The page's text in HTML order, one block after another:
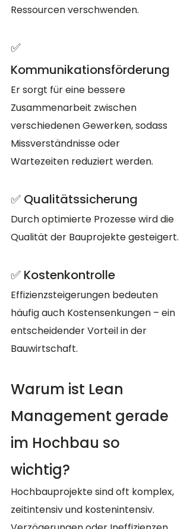
Ressourcen verschwenden.
✅
Kommunikationsförderung
Er sorgt für eine bessere
Zusammenarbeit zwischen
verschiedenen Gewerken, sodass
Missverständnisse oder
Wartezeiten reduziert werden.
✅ Qualitätssicherung
Durch optimierte Prozesse wird die
Qualität der Bauprojekte gesteigert.
✅ Kostenkontrolle
Effizienzsteigerungen bedeuten
häufig auch Kostensenkungen – ein
entscheidender Vorteil in der
Bauwirtschaft.
Warum ist Lean
Management gerade
im Hochbau so
wichtig?
Hochbauprojekte sind oft komplex,
zeitintensiv und kostenintensiv.